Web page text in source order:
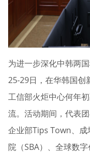
为进一步深化中韩两
25-29日，在华韩国创
工信部火炬中心何年
流。活动期间，代表
企业部Tips Town、
院（SBA）、全球数